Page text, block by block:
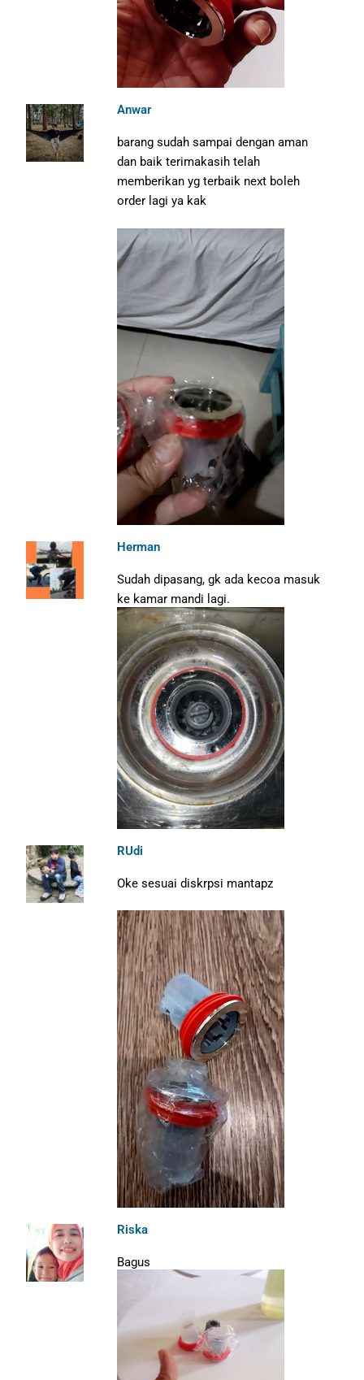
Anwar
barang sudah sampai dengan aman
dan baik terimakasih telah
memberikan yg terbaik next boleh
order lagi ya kak
Herman
Sudah dipasang, gk ada kecoa masuk
ke kamar mandi lagi.
RUdi
Oke sesuai diskrpsi mantapz
Riska
Bagus